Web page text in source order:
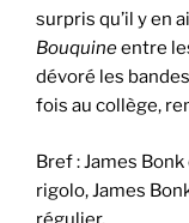
surpris qu’il y en
Bouquineentre
dévoré les
fois au collège,
Bref : James Bonk
rigolo, James